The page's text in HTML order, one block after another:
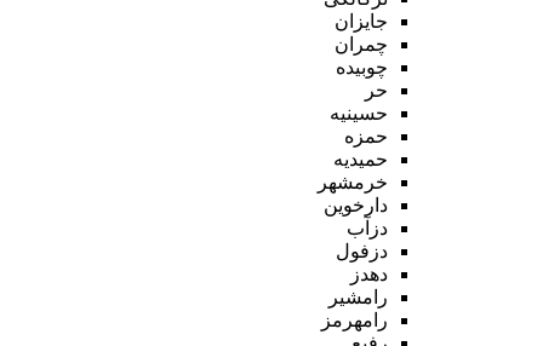
جایزان
چمران
چوبیده
حر
حسینیه
حمزه
حمیدیه
خرمشهر
دارخوین
دزآب
دزفول
دهدز
رامشیر
رامهرمز